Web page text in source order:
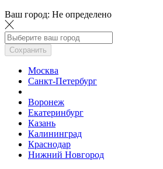
Ваш город: Не определено
Сохранить
Москва
Санкт-Петербург
Воронеж
Екатеринбург
Казань
Калининград
Краснодар
Нижний Новгород